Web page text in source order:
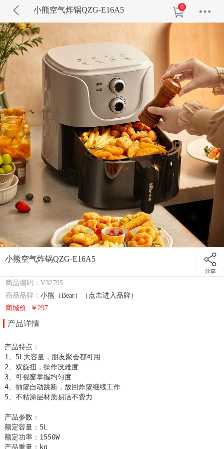
小熊空气炸锅QZG-E16A5 0
小熊空气炸锅QZG-E16A5
商品编码：V32795
商品品牌：小熊（Bear）（点击进入品牌）
商城价 :￥297
产品详情
产品特点：
1、5L大容量，朋友聚会都可用
2、双旋扭，操作没难度
3、可视窗掌握均匀度
4、抽篮自动跳断，放回炸篮继续工作
5、不粘涂层材质易洁不费力
产品参数：
额定容量：5L
额定功率：1550W
产品重量：kg